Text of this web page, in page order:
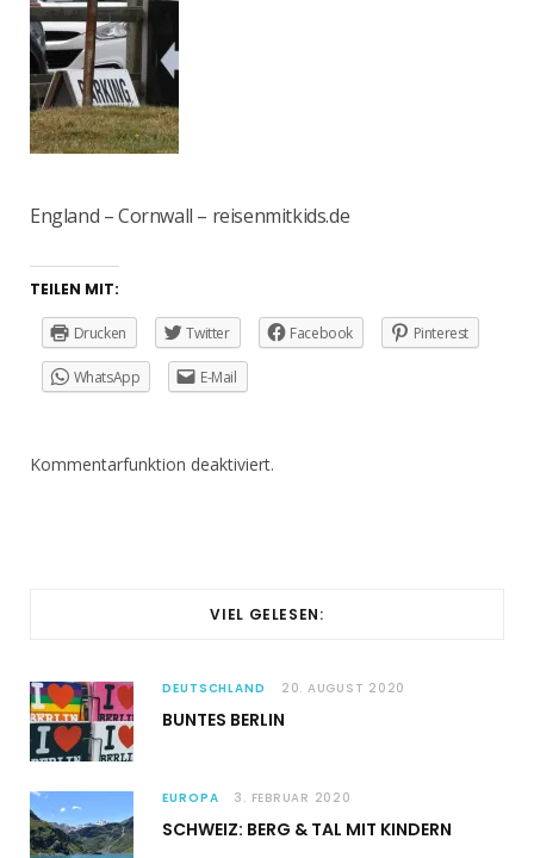
England – Cornwall – reisenmitkids.de
TEILEN MIT:
Drucken Twitter Facebook Pinterest
WhatsApp E-Mail
Kommentarfunktion deaktiviert.
VIEL GELESEN:
DEUTSCHLAND 20. AUGUST 2020
BUNTES BERLIN
EUROPA 3. FEBRUAR 2020
SCHWEIZ: BERG & TAL MIT KINDERN